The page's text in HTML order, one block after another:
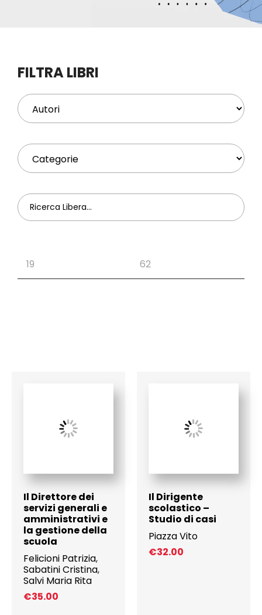
Eventi
Profilo
FILTRA LIBRI
Il Direttore dei
servizi generali e
amministrativi e
la gestione della
scuola
Felicioni Patrizia,
Sabatini Cristina,
Salvi Maria Rita
€35.00
Il Dirigente
scolastico –
Studio di casi
Piazza Vito
€32.00